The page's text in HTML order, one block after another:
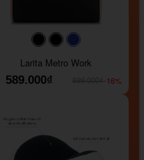
#000000#000000
Larita Metro Work
589.000₫
-16%